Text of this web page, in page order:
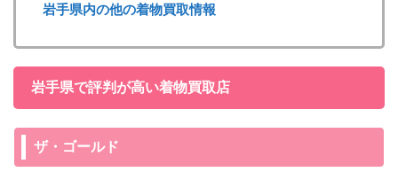
岩手県内の他の着物買取情報
岩手県で評判が高い着物買取店
ザ・ゴールド